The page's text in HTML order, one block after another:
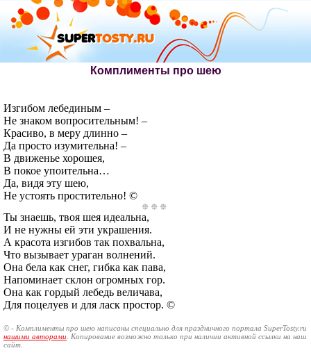
Комплименты про шею
Изгибом лебединым –
Не знаком вопросительным! –
Красиво, в меру длинно –
Да просто изумительна! –
В движенье хорошея,
В покое упоительна…
Да, видя эту шею,
Не устоять простительно! ©
Ты знаешь, твоя шея идеальна,
И не нужны ей эти украшения.
А красота изгибов так похвальна,
Что вызывает ураган волнений.
Она бела как снег, гибка как пава,
Напоминает склон огромных гор.
Она как гордый лебедь величава,
Для поцелуев и для ласк простор. ©
© - Комплименты про шею написаны специально для праздничного портала SuperTosty.ru
нашими авторами . Копирование возможно только при наличии активной ссылки на наш
сайт.